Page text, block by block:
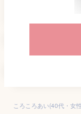
ころころあい(40代・女